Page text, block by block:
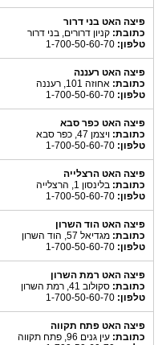
פיצה האט בני דרור
כתובת: קניון דרורים, בני דרור
טלפון:
פיצה האט רעננה
כתובת: אחוזה 101, רעננה
טלפון:
פיצה האט כפר סבא
כתובת: ויצמן 47, כפר סבא
טלפון:
פיצה האט הרצלייה
כתובת: בלינסון 1, הרצלייה
טלפון:
פיצה האט הוד השרון
כתובת: מגדיאל 57, הוד השרון
טלפון:
פיצה האט רמת השרון
כתובת: סקולוב 41, רמת השרון
טלפון:
פיצה האט פתח תקווה
כתובת: עין גנים 96, פתח תקווה